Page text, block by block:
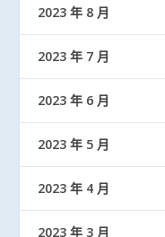
2023 年 8 月
2023 年 7 月
2023 年 6 月
2023 年 5 月
2023 年 4 月
2023 年 3 月